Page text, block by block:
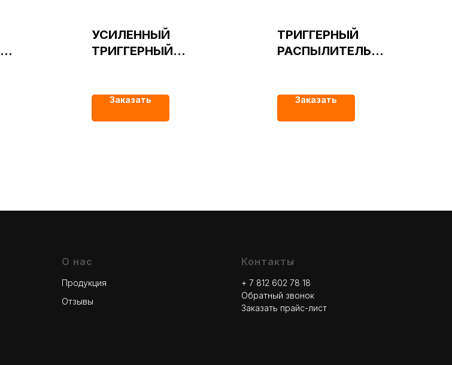
УСИЛЕННЫЙ
ТРИГГЕРНЫЙ
Заказать
ТРИГГЕРНЫЙ
РАСПЫЛИТЕЛЬ
Заказать
О нас
Продукция
Отзывы
Контакты
+ 7 812 602 78 18
Обратный звонок
Заказать прайс-лист